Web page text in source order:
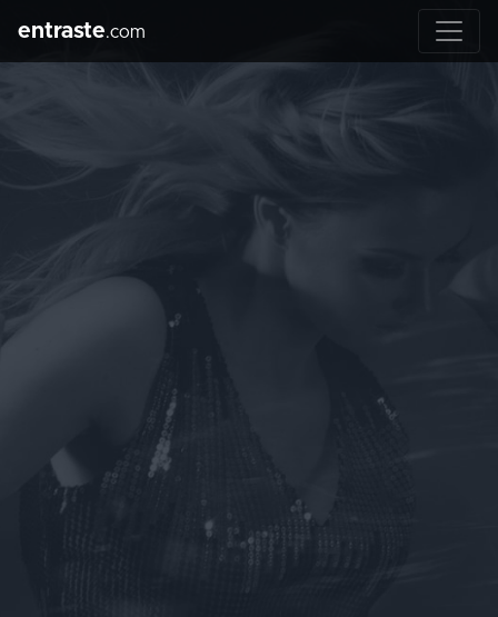
entraste.com